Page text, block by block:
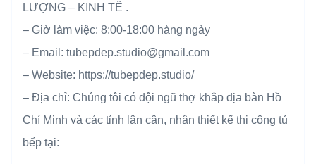
LƯỢNG – KINH TẾ .
– Giờ làm việc: 8:00-18:00 hàng ngày
– Email: tubepdep.studio@gmail.com
– Website: https://tubepdep.studio/
– Địa chỉ: Chúng tôi có đội ngũ thợ khắp địa bàn Hồ
Chí Minh và các tỉnh lân cận, nhận thiết kế thi công tủ
bếp tại: